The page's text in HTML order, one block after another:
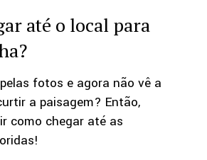
até o local para
fotos e agora não vê a
a paisagem? Então,
como chegar até as